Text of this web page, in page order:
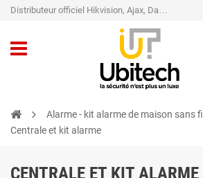
Distributeur officiel Hikvision, Ajax, Dahua, TP-Link - Caméra de vidéo surveillance - Alarme
Alarme - kit alarme de maison sans fil
Centrale et kit alarme
CENTRALE ET KIT ALARME